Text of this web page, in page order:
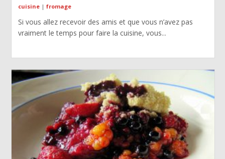
cuisine| fromage
Si vous allez recevoir des amis et que vous n’avez pas
vraiment le temps pour faire la cuisine, vous...